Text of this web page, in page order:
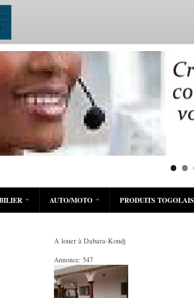
AUTO/MOTO PRODUITS TOGOLAIS
A louer à Dabara-Kondj
Annonce:547